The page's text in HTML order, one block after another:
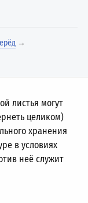
→
листья могут
целиком)
хранения
в условиях
неё служит